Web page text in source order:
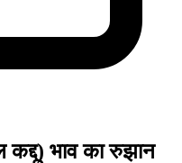
भाव का रुझान